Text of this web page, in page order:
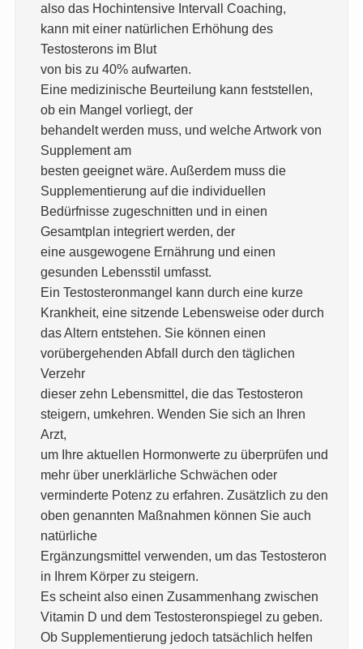
also das Hochintensive Intervall Coaching,
kann mit einer natürlichen Erhöhung des
Testosterons im Blut
von bis zu 40% aufwarten.
Eine medizinische Beurteilung kann feststellen,
ob ein Mangel vorliegt, der
behandelt werden muss, und welche Artwork von
Supplement am
besten geeignet wäre. Außerdem muss die
Supplementierung auf die individuellen
Bedürfnisse zugeschnitten und in einen
Gesamtplan integriert werden, der
eine ausgewogene Ernährung und einen
gesunden Lebensstil umfasst.
Ein Testosteronmangel kann durch eine kurze
Krankheit, eine sitzende Lebensweise oder durch
das Altern entstehen. Sie können einen
vorübergehenden Abfall durch den täglichen
Verzehr
dieser zehn Lebensmittel, die das Testosteron
steigern, umkehren. Wenden Sie sich an Ihren
Arzt,
um Ihre aktuellen Hormonwerte zu überprüfen und
mehr über unerklärliche Schwächen oder
verminderte Potenz zu erfahren. Zusätzlich zu den
oben genannten Maßnahmen können Sie auch
natürliche
Ergänzungsmittel verwenden, um das Testosteron
in Ihrem Körper zu steigern.
Es scheint also einen Zusammenhang zwischen
Vitamin D und dem Testosteronspiegel zu geben.
Ob Supplementierung jedoch tatsächlich helfen